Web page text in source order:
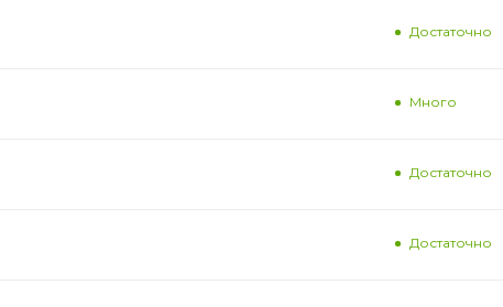
Достаточно
Много
Достаточно
Достаточно